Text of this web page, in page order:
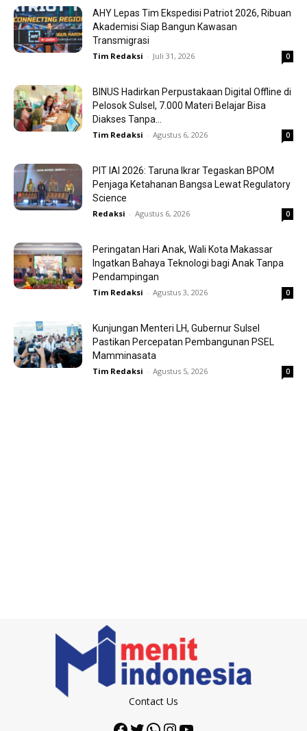
AHY Lepas Tim Ekspedisi Patriot 2026, Ribuan
Akademisi Siap Bangun Kawasan
Transmigrasi
Tim Redaksi - Juli 31, 2026 0
BINUS Hadirkan Perpustakaan Digital Offline di
Pelosok Sulsel, 7.000 Materi Belajar Bisa
Diakses Tanpa...
Tim Redaksi - Agustus 6, 2026 0
PIT IAI 2026: Taruna Ikrar Tegaskan BPOM
Penjaga Ketahanan Bangsa Lewat Regulatory
Science
Redaksi - Agustus 6, 2026 0
Peringatan Hari Anak, Wali Kota Makassar
Ingatkan Bahaya Teknologi bagi Anak Tanpa
Pendampingan
Tim Redaksi - Agustus 3, 2026 0
Kunjungan Menteri LH, Gubernur Sulsel
Pastikan Percepatan Pembangunan PSEL
Mamminasata
Tim Redaksi - Agustus 5, 2026 0
Contact Us